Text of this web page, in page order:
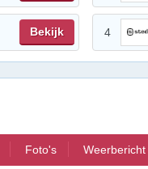
Bekijk 4
Foto's Weerbericht